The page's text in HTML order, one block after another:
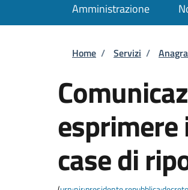
Amministrazione
Briciole di
Home / Servizi /
esprimere
case di